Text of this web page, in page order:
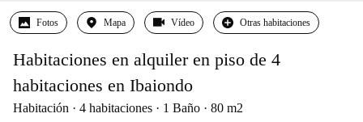
Fotos Mapa Vídeo Otras habitaciones
Habitaciones en alquiler en piso de 4
habitaciones en Ibaiondo
Habitación 4 habitaciones 1 Baño 80 m2